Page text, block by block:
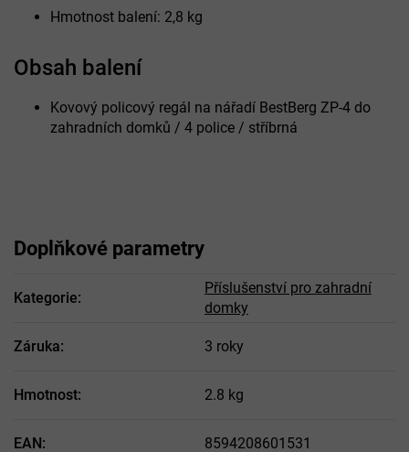
Obsah balení
Kovový policový regál na nářadí BestBerg ZP-4 do
zahradních domků / 4 police / stříbrná
Hmotnost balení: 2,8 kg
Doplňkové parametry
Kategorie:
Příslušenství pro zahradní
domky
Záruka: 3 roky
Hmotnost: 2.8 kg
EAN : 8594208601531